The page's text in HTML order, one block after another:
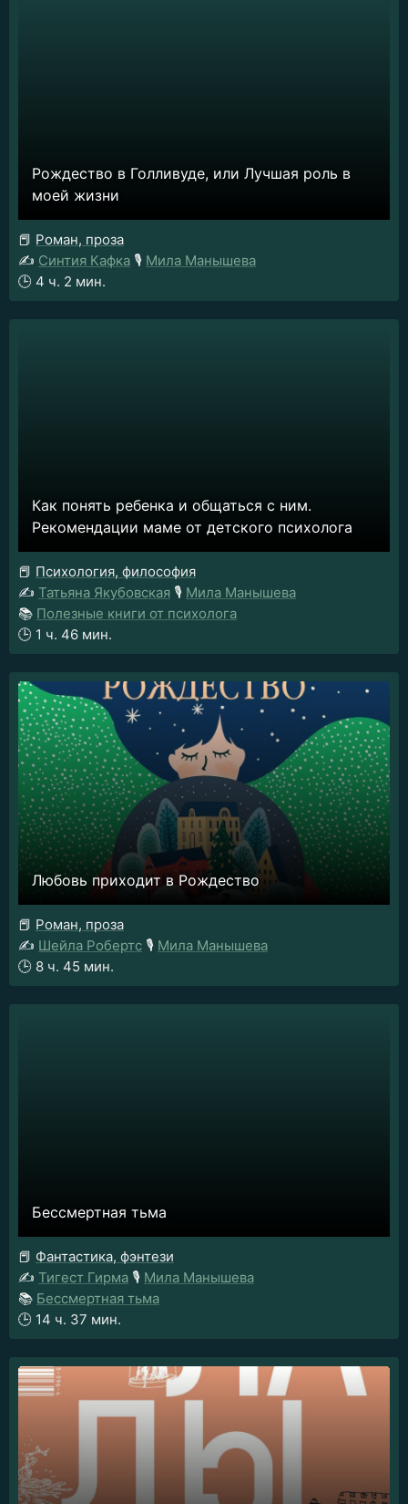
Рождество в Голливуде, или Лучшая роль в
моей жизни
📕 Роман, проза
✍️ Синтия Кафка 🎙️ Мила Манышева
🕒 4 ч. 2 мин.
Как понять ребенка и общаться с ним.
Рекомендации маме от детского психолога
📕 Психология, философия
✍️ Татьяна Якубовская 🎙️ Мила Манышева
📚 Полезные книги от психолога
🕒 1 ч. 46 мин.
Любовь приходит в Рождество
📕 Роман, проза
✍️ Шейла Робертс 🎙️ Мила Манышева
🕒 8 ч. 45 мин.
Бессмертная тьма
📕 Фантастика, фэнтези
✍️ Тигест Гирма 🎙️ Мила Манышева
📚 Бессмертная тьма
🕒 14 ч. 37 мин.